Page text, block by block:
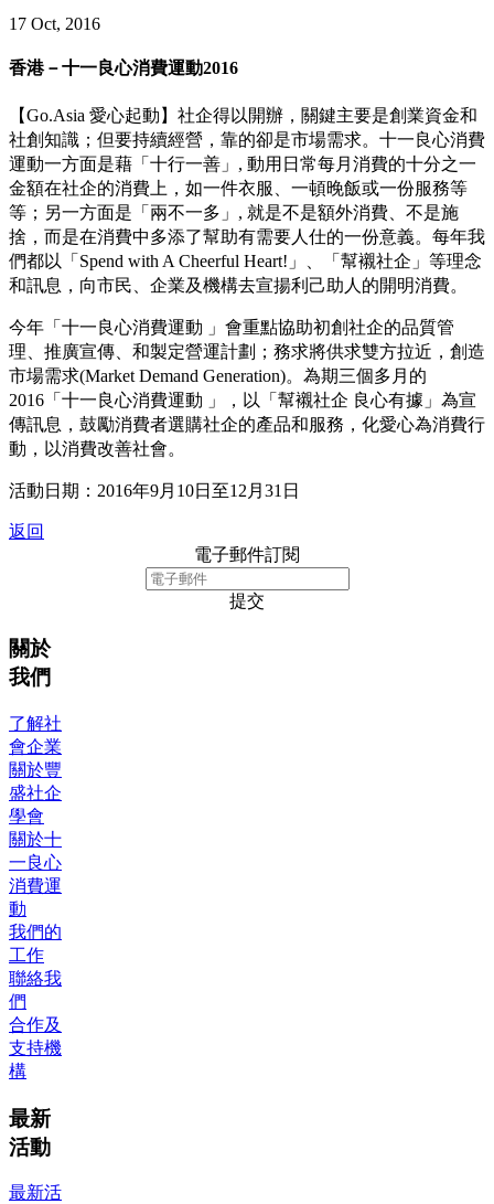
17 Oct, 2016
香港－十一良心消費運動2016
【Go.Asia 愛心起動】社企得以開辦，關鍵主要是創業資金和
社創知識；但要持續經營，靠的卻是市場需求。十一良心消費
運動一方面是藉「十行一善」, 動用日常每月消費的十分之一
金額在社企的消費上，如一件衣服、一頓晚飯或一份服務等
等；另一方面是「兩不一多」, 就是不是額外消費、不是施
捨，而是在消費中多添了幫助有需要人仕的一份意義。每年我
們都以「Spend with A Cheerful Heart!」、「幫襯社企」等理念
和訊息，向市民、企業及機構去宣揚利己助人的開明消費。
今年「十一良心消費運動 」會重點協助初創社企的品質管
理、推廣宣傳、和製定營運計劃；務求將供求雙方拉近，創造
市場需求(Market Demand Generation)。為期三個多月的
2016「十一良心消費運動 」，以「幫襯社企 良心有據」為宣
傳訊息，鼓勵消費者選購社企的產品和服務，化愛心為消費行
動，以消費改善社會。
活動日期：2016年9月10日至12月31日
返回
電子郵件訂閱
提交
關於
我們
了解社
會企業
關於豐
盛社企
學會
關於十
一良心
消費運
動
我們的
工作
聯絡我
們
合作及
支持機
構
最新
活動
最新活